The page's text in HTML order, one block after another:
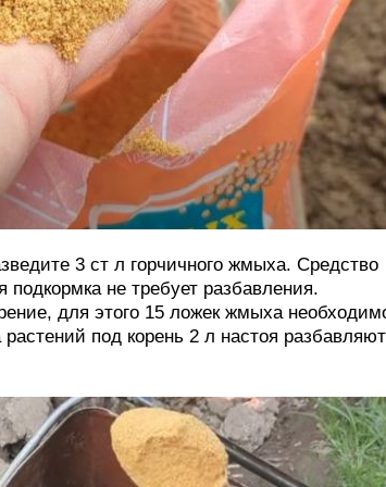
3 ст л горчичного жмыха. Средство
не требует разбавления.
для этого 15 ложек жмыха
под корень 2 л настоя